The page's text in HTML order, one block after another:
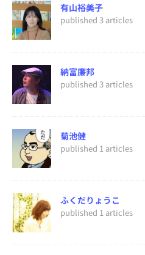
有山裕美子
published 3 articles
納富廉邦
published 3 articles
菊池健
published 1 articles
ふくだりょうこ
published 1 articles